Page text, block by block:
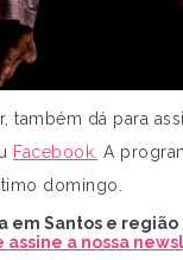
também dá para
Facebook. A
domingo.
em Santos e
assine a nossa